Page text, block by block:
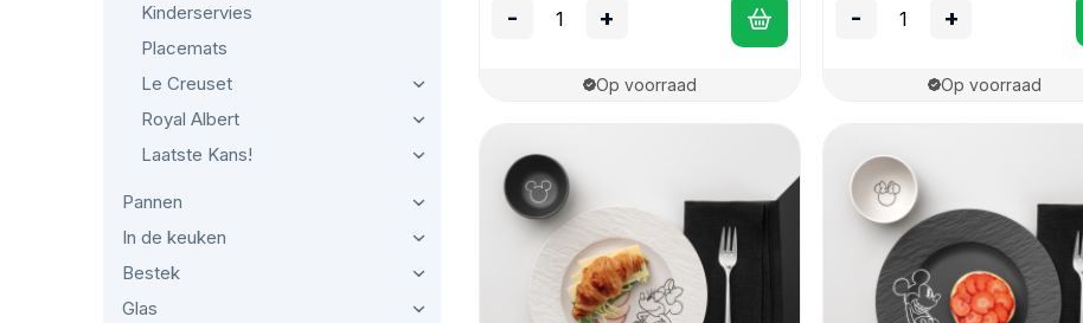
Kinderservies
Placemats
Le Creuset
Royal Albert
Laatste Kans!
Pannen
In de keuken
Bestek
Glas
- +
Op voorraad
- +
Op voorraad